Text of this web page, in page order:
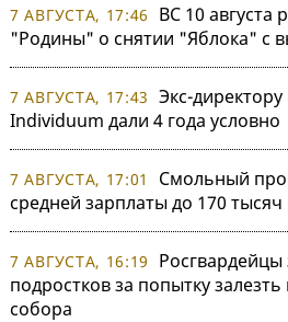
7 АВГУСТА, 17:46
ВС 10 августа
"Родины" о снятии "Яблока" с
7 АВГУСТА, 17:43 Экс-
Individuum дали 4 года условно
7 АВГУСТА, 17:01
Смольный
средней зарплаты до 170 тысяч
7 АВГУСТА, 16:19
подростков за попытку
собора